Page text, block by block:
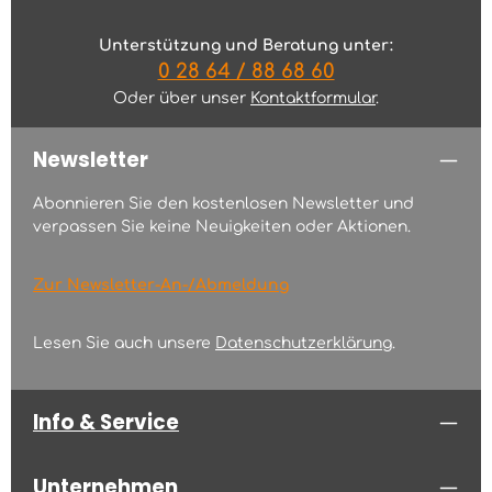
Unterstützung und Beratung unter:
0 28 64 / 88 68 60
Oder über unser Kontaktformular.
Newsletter
Abonnieren Sie den kostenlosen Newsletter und
verpassen Sie keine Neuigkeiten oder Aktionen.
Zur Newsletter-An-/Abmeldung
Lesen Sie auch unsere Datenschutzerklärung.
Info & Service